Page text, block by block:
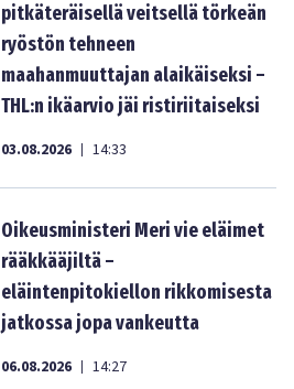
pitkäteräisellä veitsellä törkeän
ryöstön tehneen
maahanmuuttajan alaikäiseksi –
THL:n ikäarvio jäi ristiriitaiseksi
03.08.2026 | 14:33
Oikeusministeri Meri vie eläimet
rääkkääjiltä –
eläintenpitokiellon rikkomisesta
jatkossa jopa vankeutta
06.08.2026 | 14:27